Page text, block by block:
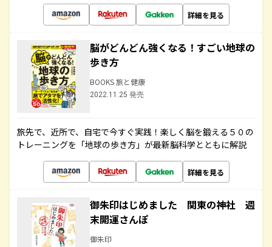
詳細を見る
脳がどんどん強くなる！すごい地球の
歩き方
BOOKS 旅と健康
2022.11.25 発売
旅先で、近所で、自宅で今すぐ実践！楽しく脳を鍛える５０の
トレーニングを「地球の歩き方」が最新脳科学とともに解説
詳細を見る
御朱印はじめました 関東の神社 週
末開運さんぽ
御朱印